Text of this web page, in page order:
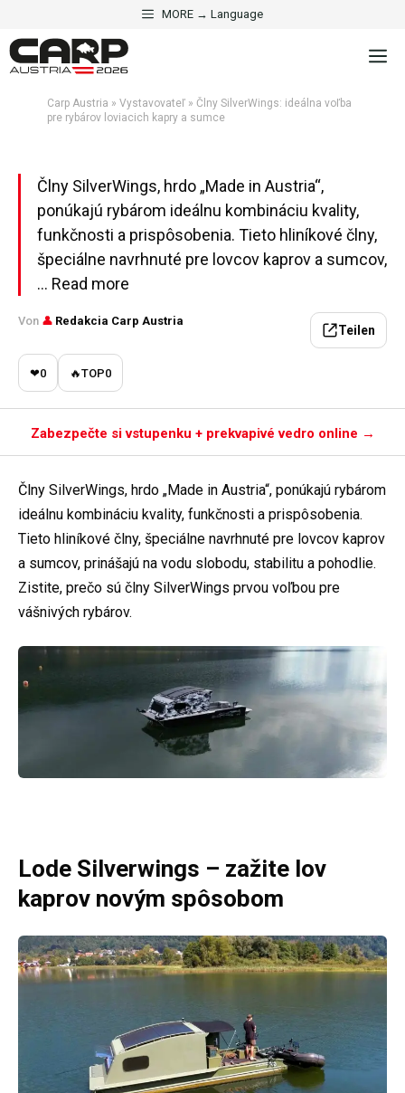
na
obsah
MORE → Language
Carp Austria » Vystavovateľ » Člny SilverWings: ideálna voľba
pre rybárov loviacich kapry a sumce
Člny SilverWings: ideálna
voľba pre rybárov loviacich
kapry a sumce
Aktualisiert am 2. mája 2026 · 5 Min. Lesezeit
Člny SilverWings, hrdo „Made in Austria“,
ponúkajú rybárom ideálnu kombináciu kvality,
funkčnosti a prispôsobenia. Tieto hliníkové člny,
špeciálne navrhnuté pre lovcov kaprov a sumcov,
... Read more
Von 👤 Redakcia Carp Austria
Teilen
❤0 🔥TOP0
Zabezpečte si vstupenku + prekvapivé vedro online →
Člny SilverWings, hrdo „Made in Austria“, ponúkajú rybárom
ideálnu kombináciu kvality, funkčnosti a prispôsobenia.
Tieto hliníkové člny, špeciálne navrhnuté pre lovcov kaprov
a sumcov, prinášajú na vodu slobodu, stabilitu a pohodlie.
Zistite, prečo sú člny SilverWings prvou voľbou pre
vášnivých rybárov.
Lode Silverwings – zažite lov
kaprov novým spôsobom